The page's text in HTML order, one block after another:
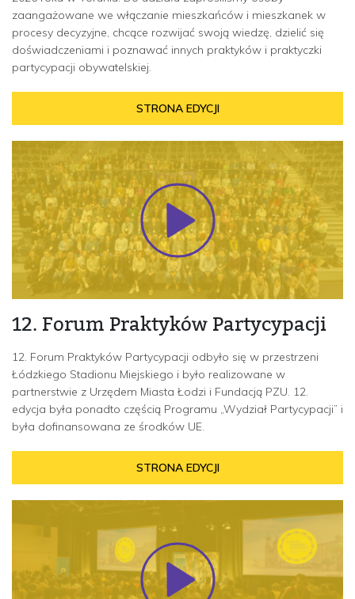
zaangażowane we włączanie mieszkańców i mieszkanek w
procesy decyzyjne, chcące rozwijać swoją wiedzę, dzielić się
doświadczeniami i poznawać innych praktyków i praktyczki
partycypacji obywatelskiej.
STRONA EDYCJI
12. Forum Praktyków Partycypacji
12. Forum Praktyków Partycypacji odbyło się w przestrzeni
Łódzkiego Stadionu Miejskiego i było realizowane w
partnerstwie z Urzędem Miasta Łodzi i Fundacją PZU. 12.
edycja była ponadto częścią Programu „Wydział Partycypacji” i
była dofinansowana ze środków UE.
STRONA EDYCJI